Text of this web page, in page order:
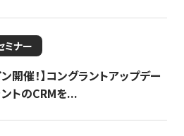
ミナー
開催！】コングラントアップデー
トのCRMを...